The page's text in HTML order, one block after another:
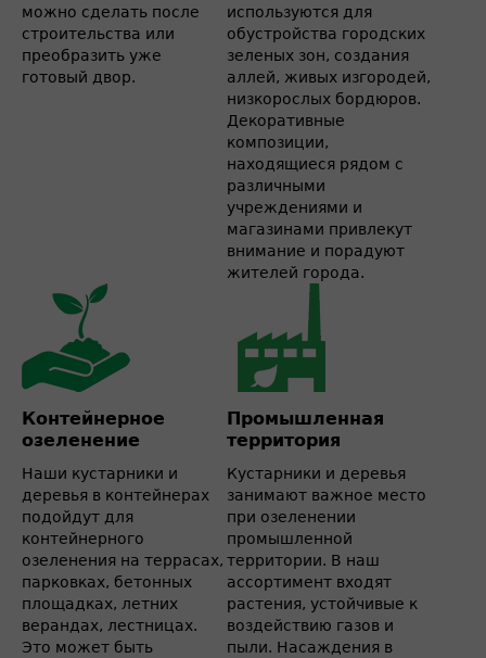
можно сделать после
строительства или
преобразить уже
готовый двор.
используются для
обустройства городских
зеленых зон, создания
аллей, живых изгородей,
низкорослых бордюров.
Декоративные
композиции,
находящиеся рядом с
различными
учреждениями и
магазинами привлекут
внимание и порадуют
жителей города.
Контейнерное
озеленение
Наши кустарники и
деревья в контейнерах
подойдут для
контейнерного
озеленения на террасах,
парковках, бетонных
площадках, летних
верандах, лестницах.
Это может быть
Промышленная
территория
Кустарники и деревья
занимают важное место
при озеленении
промышленной
территории. В наш
ассортимент входят
растения, устойчивые к
воздействию газов и
пыли. Насаждения в